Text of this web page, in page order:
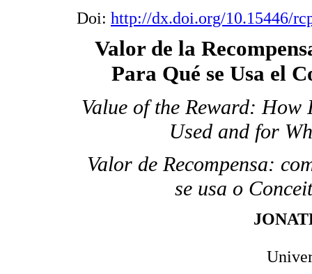
Doi: http://dx.doi.org/10.15446/
Valor de la
Para Qué se Usa el
Value of the Reward: How
Used and for
Valor de Recompensa:
se usa o